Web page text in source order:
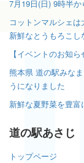
7月19日(日) 9時半
コットンマルシェ
新鮮なとうもろこし
【イベントのお知
熊本県 道の駅みな
うになりました
新鮮な夏野菜を豊
道の駅あさじ
トップページ